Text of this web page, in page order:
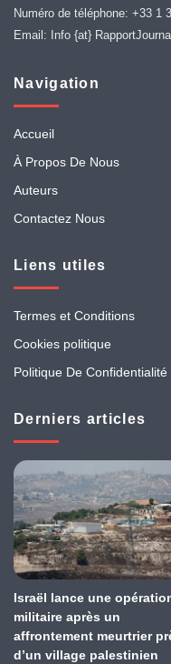
Numéro de téléphone: +33 1
Email: Info {at}
Navigation
Accueil
À Propos De Nous
Auteurs
Contactez Nous
Liens utiles
Termes et Conditions
Cookies politique
Politique De Confidentialité
Derniers articles
Israël lance une
militaire après un
affrontement meurtrier
d’un village palestinien